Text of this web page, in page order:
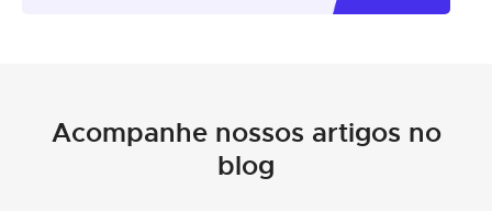
Acompanhe nossos artigos no
blog